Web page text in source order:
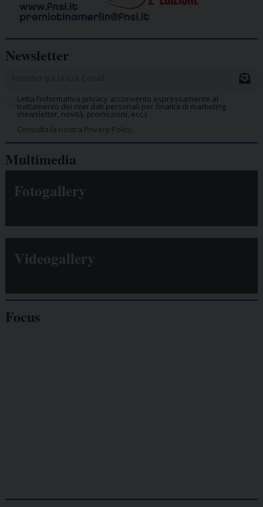
Newsletter
Letta l’informativa privacy acconsento espressamente al
trattamento dei miei dati personali per finalità di marketing
(newsletter, novità, promozioni, ecc.).
Consulta la nostra Privacy Policy.
Multimedia
Fotogallery
Videogallery
Focus